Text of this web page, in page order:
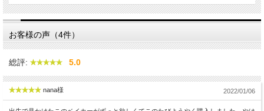
お客様の声（4件）
総評: 5.0
nana様 2022/01/06